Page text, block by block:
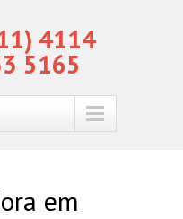
4114
5165
em